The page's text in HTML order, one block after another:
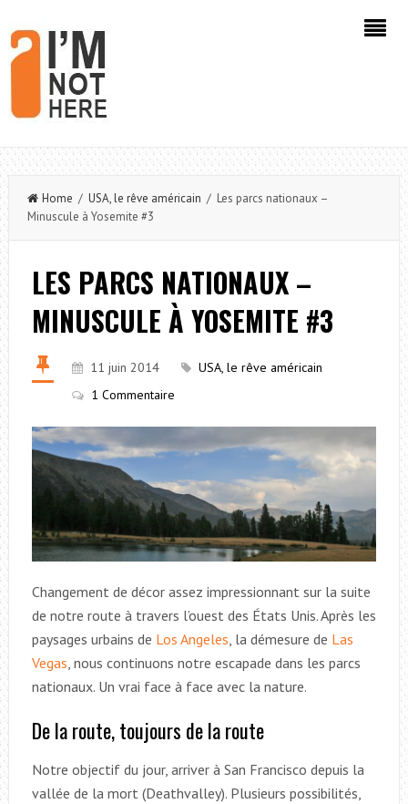
Home / USA, le rêve américain / Les parcs nationaux –
Minuscule à Yosemite #3
LES PARCS NATIONAUX –
MINUSCULE À YOSEMITE #3
11 juin 2014
USA, le rêve américain
1 Commentaire
Changement de décor assez impressionnant sur la suite
de notre route à travers l’ouest des États Unis. Après les
paysages urbains de Los Angeles, la démesure de Las
Vegas, nous continuons notre escapade dans les parcs
nationaux. Un vrai face à face avec la nature.
De la route, toujours de la route
Notre objectif du jour, arriver à San Francisco depuis la
vallée de la mort (Deathvalley). Plusieurs possibilités,